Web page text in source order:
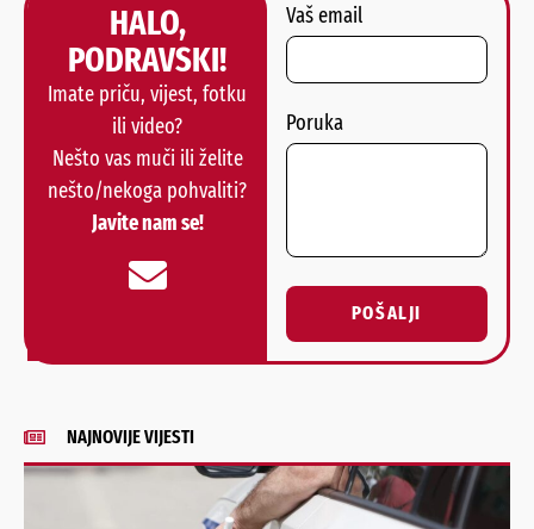
HALO,
PODRAVSKI!
Imate priču, vijest, fotku
ili video?
Nešto vas muči ili želite
nešto/nekoga pohvaliti?
Javite nam se!
Vaš email
Poruka
POŠALJI
Alternative:
NAJNOVIJE VIJESTI